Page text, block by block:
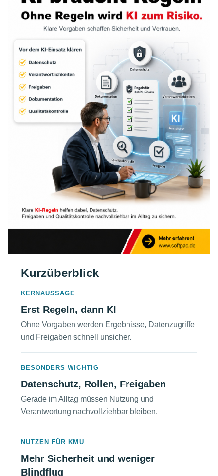
Kurzüberblick
KERNAUSSAGE
Erst Regeln, dann KI
Ohne Vorgaben werden Ergebnisse, Datenzugriffe
und Freigaben schnell unsicher.
BESONDERS WICHTIG
Datenschutz, Rollen, Freigaben
Gerade im Alltag müssen Nutzung und
Verantwortung nachvollziehbar bleiben.
NUTZEN FÜR KMU
Mehr Sicherheit und weniger
Blindflug